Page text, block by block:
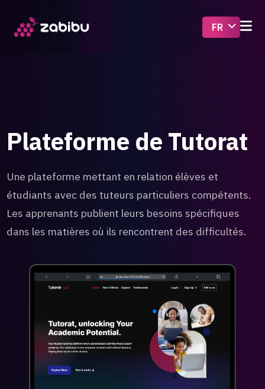
Plateforme de Tutorat
Une plateforme mettant en relation élèves et
étudiants avec des tuteurs particuliers compétents.
Les apprenants publient leurs besoins spécifiques
dans les matières où ils rencontrent des difficultés.